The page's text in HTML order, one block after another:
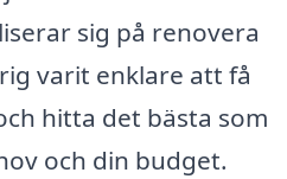
sig på renovera
varit enklare att få
hitta det bästa som
och din budget.